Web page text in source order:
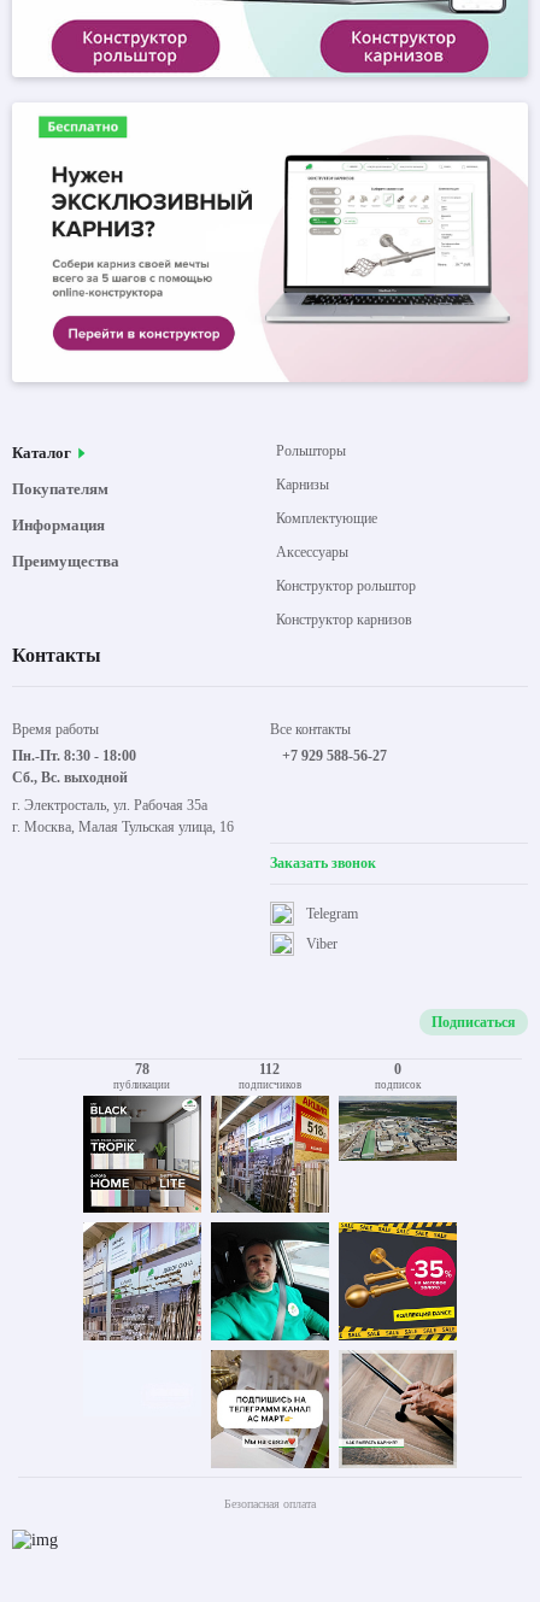
Каталог
Покупателям
Информация
Преимущества
Рольшторы
Карнизы
Комплектующие
Аксессуары
Конструктор рольштор
Конструктор карнизов
Контакты
Время работы
Пн.-Пт. 8:30 - 18:00
Сб., Вс. выходной
г. Электросталь, ул. Рабочая 35а
г. Москва, Малая Тульская улица, 16
Все контакты
+7 929 588-56-27
Заказать звонок
Viber
Telegram
Подписаться
78
публикации
112
подписчиков
0
подписок
Безопасная оплата